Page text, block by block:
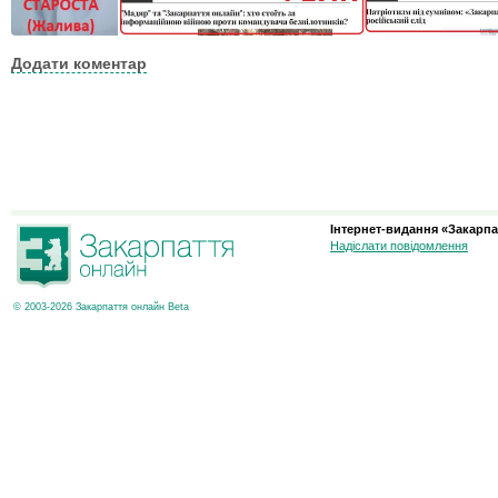
Додати коментар
© 2003-2026 Закарпаття онлайн Beta
Інтернет-видання
Надіслати повідомлення